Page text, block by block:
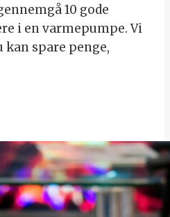
10 gode
i en varmepumpe. Vi
kan spare penge,